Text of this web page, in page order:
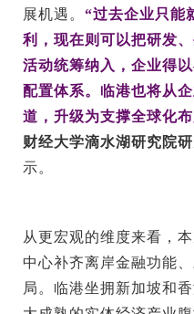
展机遇。 “过去企业只能
利，现在则可以把研发
活动统筹纳入，企业得
配置体系。临港也将从
道，升级为支撑全球化
财经大学滴水湖研究院
示。
从更宏观的维度来看，
中心补齐离岸金融功能
局。临港坐拥新加坡和